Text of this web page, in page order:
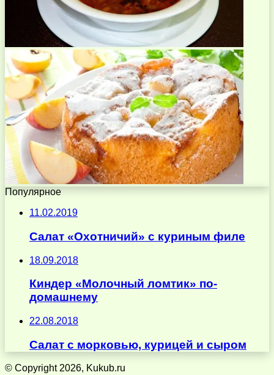
Популярное
11.02.2019
Салат «Охотничий» с куриным филе
18.09.2018
Киндер «Молочный ломтик» по-
домашнему
22.08.2018
Салат с морковью, курицей и сыром
© Copyright 2026, Kukub.ru